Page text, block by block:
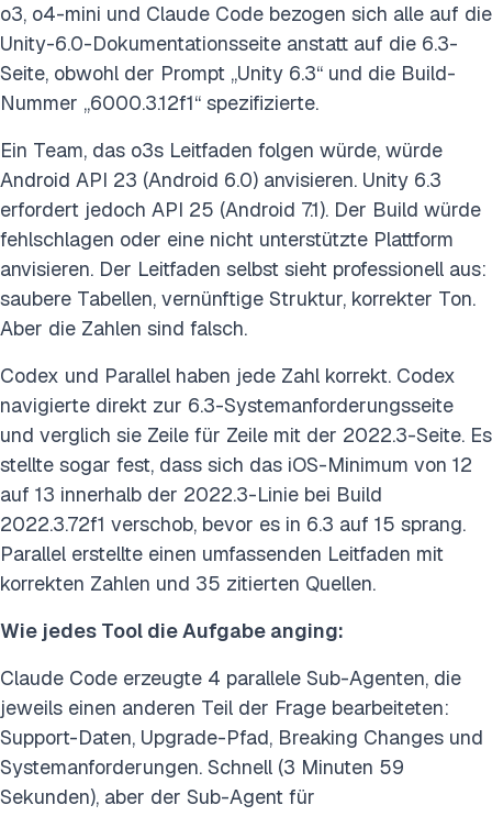
o3, o4-mini und Claude Code bezogen sich alle auf die
Unity-6.0-Dokumentationsseite anstatt auf die 6.3-
Seite, obwohl der Prompt „Unity 6.3“ und die Build-
Nummer „6000.3.12f1“ spezifizierte.
Ein Team, das o3s Leitfaden folgen würde, würde
Android API 23 (Android 6.0) anvisieren. Unity 6.3
erfordert jedoch API 25 (Android 7.1). Der Build würde
fehlschlagen oder eine nicht unterstützte Plattform
anvisieren. Der Leitfaden selbst sieht professionell aus:
saubere Tabellen, vernünftige Struktur, korrekter Ton.
Aber die Zahlen sind falsch.
Codex und Parallel haben jede Zahl korrekt. Codex
navigierte direkt zur 6.3-Systemanforderungsseite
und verglich sie Zeile für Zeile mit der 2022.3-Seite. Es
stellte sogar fest, dass sich das iOS-Minimum von 12
auf 13 innerhalb der 2022.3-Linie bei Build
2022.3.72f1 verschob, bevor es in 6.3 auf 15 sprang.
Parallel erstellte einen umfassenden Leitfaden mit
korrekten Zahlen und 35 zitierten Quellen.
Wie jedes Tool die Aufgabe anging:
Claude Code erzeugte 4 parallele Sub-Agenten, die
jeweils einen anderen Teil der Frage bearbeiteten:
Support-Daten, Upgrade-Pfad, Breaking Changes und
Systemanforderungen. Schnell (3 Minuten 59
Sekunden), aber der Sub-Agent für